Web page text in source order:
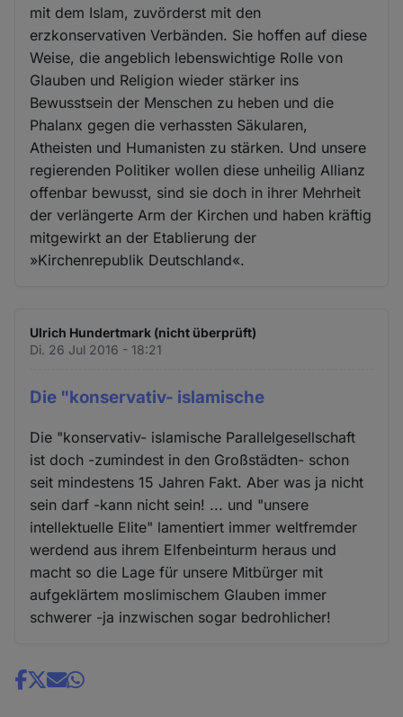
mit dem Islam, zuvörderst mit den
erzkonservativen Verbänden. Sie hoffen auf diese
Weise, die angeblich lebenswichtige Rolle von
Glauben und Religion wieder stärker ins
Bewusstsein der Menschen zu heben und die
Phalanx gegen die verhassten Säkularen,
Atheisten und Humanisten zu stärken. Und unsere
regierenden Politiker wollen diese unheilig Allianz
offenbar bewusst, sind sie doch in ihrer Mehrheit
der verlängerte Arm der Kirchen und haben kräftig
mitgewirkt an der Etablierung der
»Kirchenrepublik Deutschland«.
Ulrich Hundertmark (nicht überprüft)
Di. 26 Jul 2016 - 18:21
Die "konservativ- islamische
Die "konservativ- islamische Parallelgesellschaft
ist doch -zumindest in den Großstädten- schon
seit mindestens 15 Jahren Fakt. Aber was ja nicht
sein darf -kann nicht sein! ... und "unsere
intellektuelle Elite" lamentiert immer weltfremder
werdend aus ihrem Elfenbeinturm heraus und
macht so die Lage für unsere Mitbürger mit
aufgeklärtem moslimischem Glauben immer
schwerer -ja inzwischen sogar bedrohlicher!
Share